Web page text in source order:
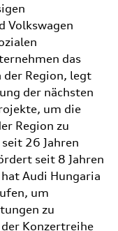
Volkswagen
das
Region, legt
der nächsten
um die
Region zu
26 Jahren
seit 8 Jahren
Audi Hungaria
um
zu
Konzertreihe